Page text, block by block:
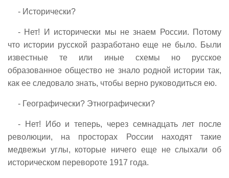
- Исторически?
- Нет! И исторически мы не знаем России. Потому
что истории русской разработано еще не было. Были
известные те или иные схемы но русское
образованное общество не знало родной истории так,
как ее следовало знать, чтобы верно руководиться ею.
- Географически? Этнографически?
- Нет! Ибо и теперь, через семнадцать лет после
революции, на просторах России находят такие
медвежьи углы, которые ничего еще не слыхали об
историческом перевороте 1917 года.